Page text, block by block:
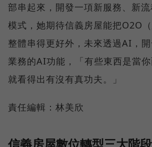
部串起來，開發一項新服務、新
模式，她期待信義房屋能把O2O（
整體串得更好外，未來透過AI，
業務的AI功能，「有些東西是當你
就看得出有沒有真功夫。」
責任編輯：林美欣